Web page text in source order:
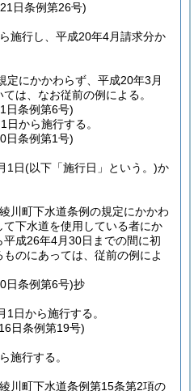
日条例第26号)
施行し、平成20年4月請求分か
定にかかわらず、平成20年3月
は、なお従前の例による。
日条例第6号)
から施行する。
日条例第1号)
1日(以下「施行日」という。)か
川町下水道条例の規定にかかわ
下水道を使用している者にか
成26年4月30日までの間に初
のにあっては、従前の例によ
日条例第6号)抄
日から施行する。
日条例第19号)
施行する。
川町下水道条例第15条第2項の